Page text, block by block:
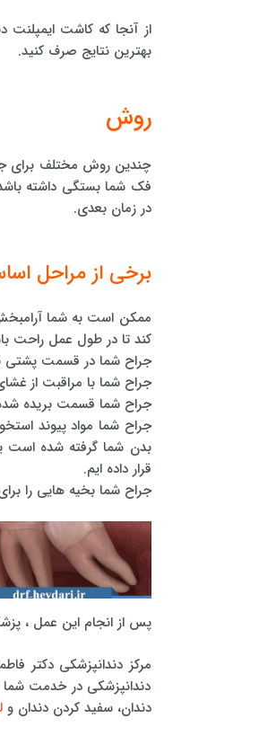
از آنجا که کاشت ایمپلنت
بهترین نتایج صرف کنید.
روش
چندین روش مختلف برای
فک شما بستگی داشته باشد
در زمان بعدی.
برخی از مراحل
ممکن است به شما
کند تا در طول عمل راحت
جراح شما در قسمت پشتی
جراح شما با مراقبت از
جراح شما قسمت بریده شده
جراح شما مواد پیوند
بدن شما گرفته شده است
قرار داده ایم.
جراح شما بخیه هایی را
پس از انجام این عمل ،
مرکز دندانپزشکی دکتر
دندانپزشکی در خدمت شما
دندان، سفید کردن دندان و